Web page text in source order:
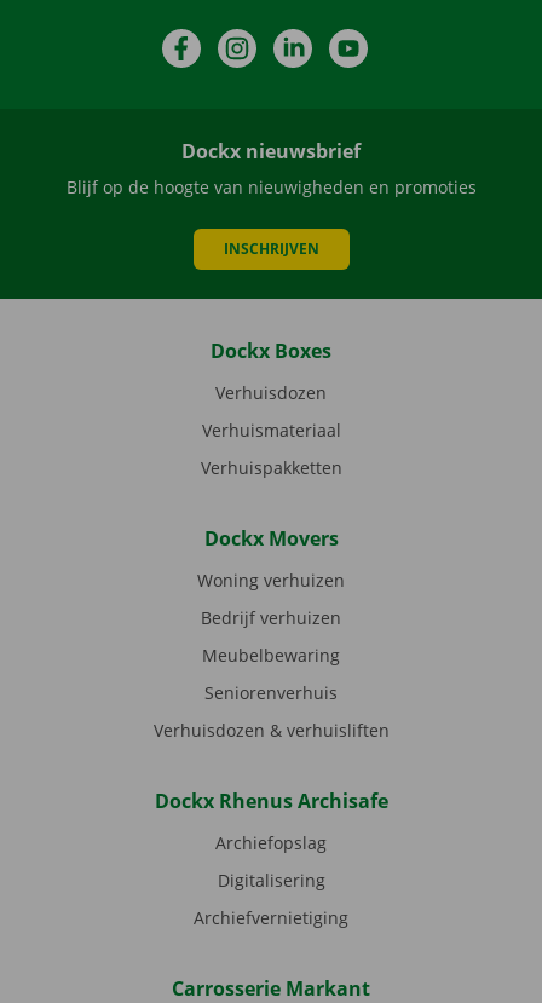
FacebookInstagramLinkedIn
Dockx nieuwsbrief
Blijf op de hoogte van nieuwigheden en promoties
INSCHRIJVEN
Dockx Boxes
Verhuisdozen
Verhuismateriaal
Verhuispakketten
Dockx Movers
Woning verhuizen
Bedrijf verhuizen
Meubelbewaring
Seniorenverhuis
Verhuisdozen & verhuisliften
Dockx Rhenus Archisafe
Archiefopslag
Digitalisering
Archiefvernietiging
Carrosserie Markant